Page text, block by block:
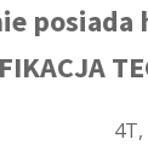
4T,